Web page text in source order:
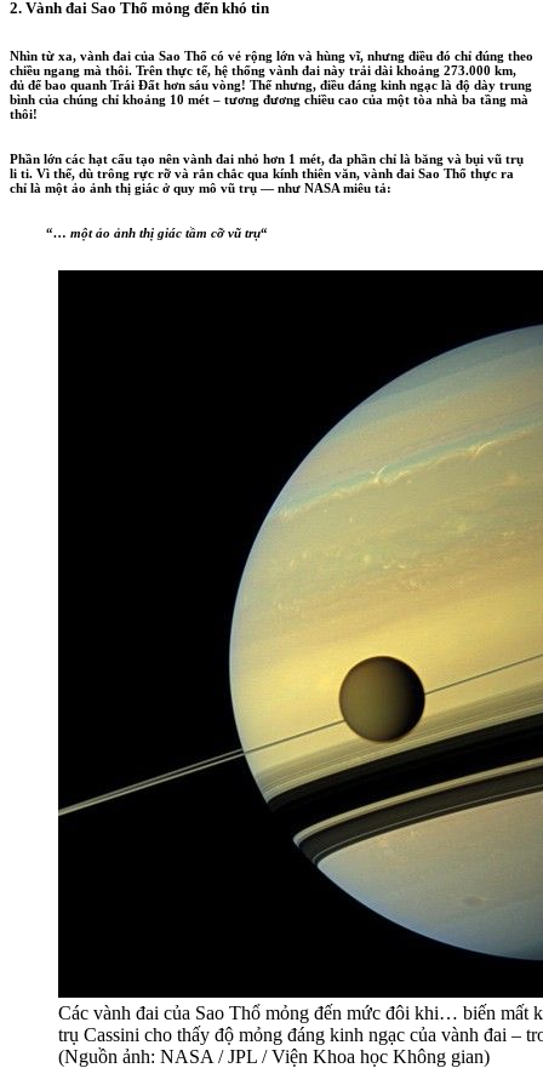
2. Vành đai Sao Thổ mỏng đến khó tin
Nhìn từ xa, vành đai của Sao Thổ có vẻ rộng lớn và hùng vĩ, nhưng điều đó chỉ đúng theo
chiều ngang mà thôi. Trên thực tế, hệ thống vành đai này trải dài khoảng 273.000 km,
đủ để bao quanh Trái Đất hơn sáu vòng! Thế nhưng, điều đáng kinh ngạc là độ dày trung
bình của chúng chỉ khoảng 10 mét – tương đương chiều cao của một tòa nhà ba tầng mà
thôi!
Phần lớn các hạt cấu tạo nên vành đai nhỏ hơn 1 mét, đa phần chỉ là băng và bụi vũ trụ
li ti. Vì thế, dù trông rực rỡ và rắn chắc qua kính thiên văn, vành đai Sao Thổ thực ra
chỉ là một ảo ảnh thị giác ở quy mô vũ trụ — như NASA miêu tả:
“… một ảo ảnh thị giác tầm cỡ vũ trụ“
Các vành đai của Sao Thổ mỏng đến mức đôi khi… biến mất
trụ Cassini cho thấy độ mỏng đáng kinh ngạc của vành đai –
(Nguồn ảnh: NASA / JPL / Viện Khoa học Không gian)